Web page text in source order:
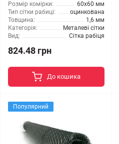
Розмір комірки:
60x60 мм
Тип сітки рабиці:
оцинкована
Товщина:
1,6 мм
Категорія:
Металеві сітки
Вид:
Сітка рабіця
824.48 грн
До кошика
Популярний